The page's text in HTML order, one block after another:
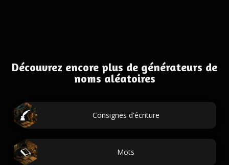
Découvrez encore plus de générateurs de
noms aléatoires
Consignes d'écriture
Mots